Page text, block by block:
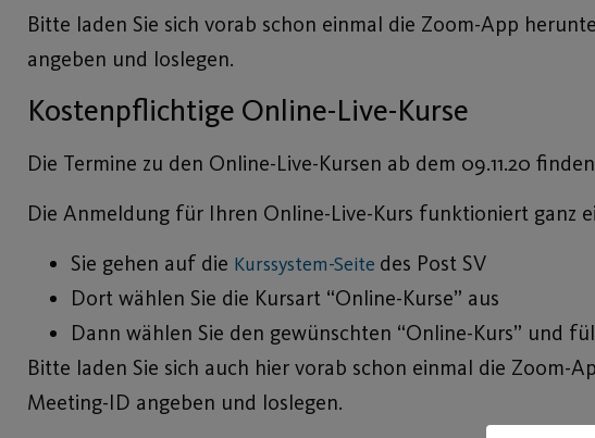
Bitte laden Sie sich vorab schon einmal die Zoom-App
angeben und loslegen.
Kostenpflichtige Online-Live-Kurse
Die Termine zu den Online-Live-Kursen ab dem 09.11.20
Die Anmeldung für Ihren Online-Live-Kurs funktioniert ganz
Sie gehen auf die Kurssystem-Seite des Post SV
Dort wählen Sie die Kursart “Online-Kurse” aus
Dann wählen Sie den gewünschten “Online-Kurs” und
Bitte laden Sie sich auch hier vorab schon einmal die
Meeting-ID angeben und loslegen.